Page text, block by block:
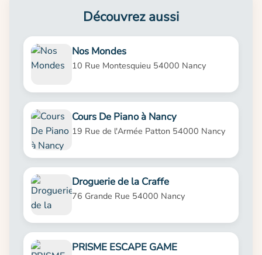
Découvrez aussi
Nos Mondes
10 Rue Montesquieu 54000 Nancy
Cours De Piano à Nancy
19 Rue de l'Armée Patton 54000 Nancy
Droguerie de la Craffe
76 Grande Rue 54000 Nancy
PRISME ESCAPE GAME